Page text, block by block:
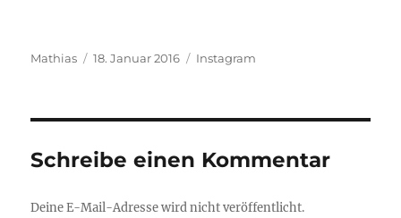
Autor
Mathias
Veröffentlicht
18. Januar 2016 Kategorien
Instagram
Schreibe einen Kommentar
Deine E-Mail-Adresse wird nicht veröffentlicht.